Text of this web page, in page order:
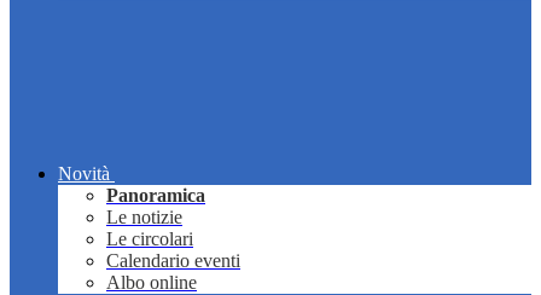
Novità
Panoramica
Le notizie
Le circolari
Calendario eventi
Albo online